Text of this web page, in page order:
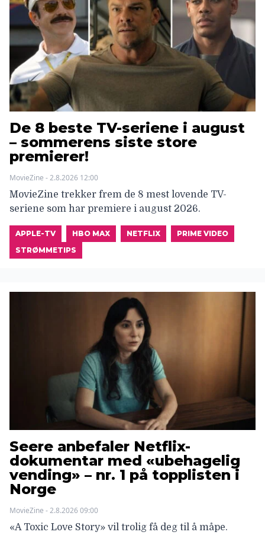
De 8 beste TV-seriene i august
– sommerens siste store
premierer!
MovieZine - 2.8.2026 12:00
MovieZine trekker frem de 8 mest lovende TV-
seriene som har premiere i august 2026.
APPLE-TV HBO MAX NETFLIX
PRIME VIDEO
STRØMMETIPS
Seere anbefaler Netflix-
dokumentar med «ubehagelig
vending» – nr. 1 på topplisten i
Norge
MovieZine - 2.8.2026 09:00
«A Toxic Love Story» vil trolig få deg til å måpe.